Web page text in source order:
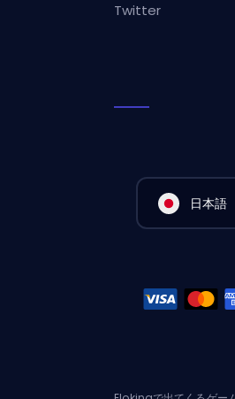
Twitter
日本語